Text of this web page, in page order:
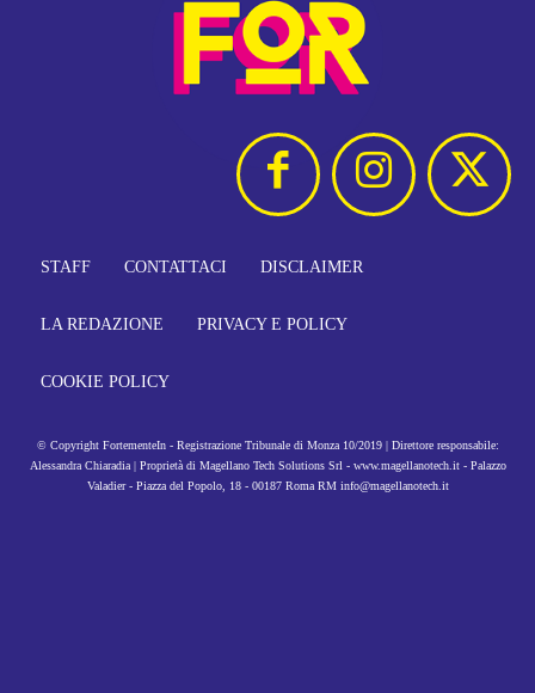
STAFF CONTATTACI DISCLAIMER
LA REDAZIONE PRIVACY E POLICY
COOKIE POLICY
© Copyright FortementeIn - Registrazione Tribunale di Monza 10/2019 | Direttore responsabile:
Alessandra Chiaradia | Proprietà di Magellano Tech Solutions Srl - www.magellanotech.it - Palazzo
Valadier - Piazza del Popolo, 18 - 00187 Roma RM info@magellanotech.it